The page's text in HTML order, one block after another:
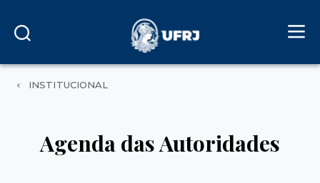
INSTITUCIONAL
Agenda das Autoridades